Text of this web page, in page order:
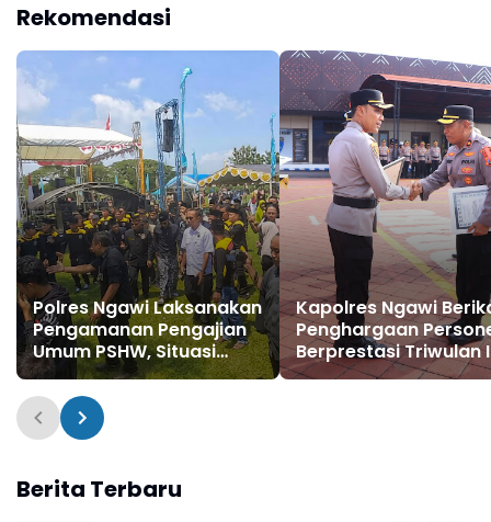
Rekomendasi
Polres Ngawi Laksanakan
Pengamanan Pengajian
Umum PSHW, Situasi
Kondusif
Kapolres Ngawi
Penghargaan
Berprestasi Triwulan I
Tahun 2026
Berita Terbaru